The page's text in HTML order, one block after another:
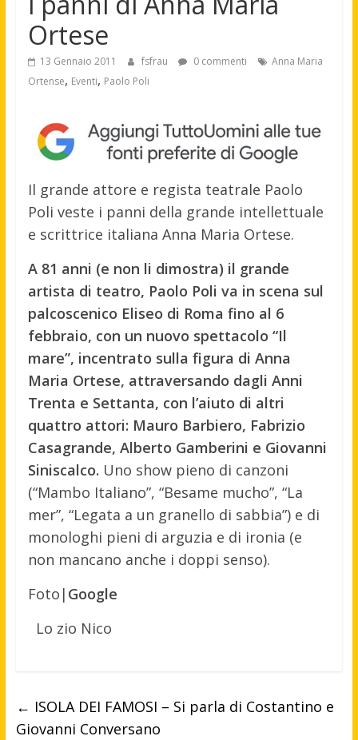
Ortese
13 Gennaio 2011 fsfrau 0 commenti
Anna Maria
Ortense, Eventi, Paolo Poli
Il grande attore e regista teatrale Paolo
Poli veste i panni della grande intellettuale
e scrittrice italiana Anna Maria Ortese.
A 81 anni (e non li dimostra) il grande
artista di teatro, Paolo Poli va in scena sul
palcoscenico Eliseo di Roma fino al 6
febbraio, con un nuovo spettacolo “Il
mare”, incentrato sulla figura di Anna
Maria Ortese, attraversando dagli Anni
Trenta e Settanta, con l’aiuto di altri
quattro attori: Mauro Barbiero, Fabrizio
Casagrande, Alberto Gamberini e Giovanni
Siniscalco. Uno show pieno di canzoni
(“Mambo Italiano”, “Besame mucho”, “La
mer”, “Legata a un granello di sabbia”) e di
monologhi pieni di arguzia e di ironia (e
non mancano anche i doppi senso).
Foto| Google
Lo zio Nico
← ISOLA DEI FAMOSI – Si parla di Costantino e
Giovanni Conversano